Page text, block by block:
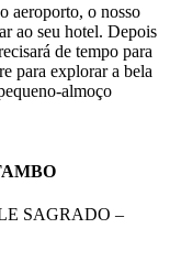
aeroporto, o nosso
ao seu hotel. Depois
de tempo para
para explorar a bela
almoço